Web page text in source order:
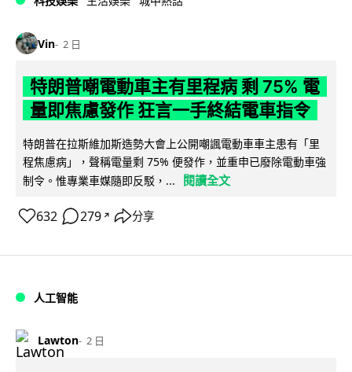
Vin 2 日
特朗普嘲電動車主有里程病 剩 75% 電
量即焦慮發作 狂言一手終結電車指令
特朗普在拉斯維加斯造勢大會上公開嘲諷電動車車主患有「里
程焦慮病」，聲稱電量剩 75% 便發作，並重申已廢除電動車強
制令。惟專業車媒隨即反駁，...
閱讀全文
632 279 ↗ 分享
人工智能
Lawton 2 日